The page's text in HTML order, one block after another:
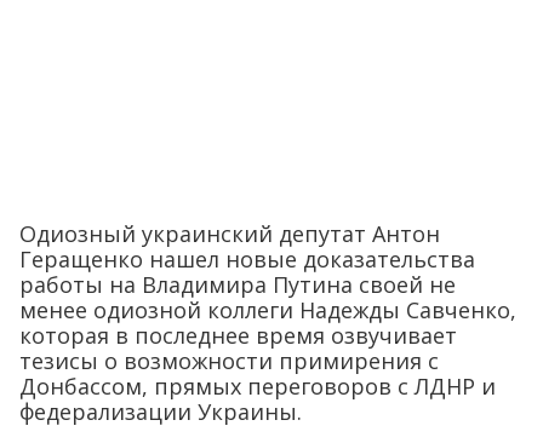
Одиозный украинский депутат Антон
Геращенко нашел новые доказательства
работы на Владимира Путина своей не
менее одиозной коллеги Надежды Савченко,
которая в последнее время озвучивает
тезисы о возможности примирения с
Донбассом, прямых переговоров с ЛДНР и
федерализации Украины.